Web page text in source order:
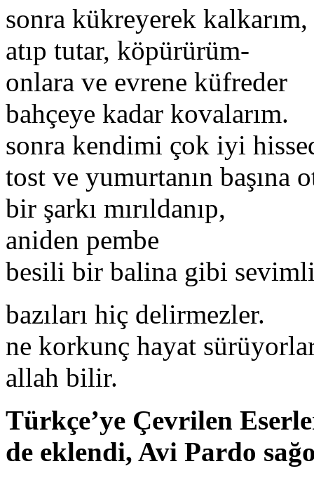
sonra kükreyerek kalkarım,
atıp tutar, köpürürüm-
onlara ve evrene küfreder
bahçeye kadar kovalarım.
sonra kendimi çok iyi
tost ve yumurtanın başına
bir şarkı mırıldanıp,
aniden pembe
besili bir balina gibi
bazıları hiç delirmezler.
ne korkunç hayat
allah bilir.
Türkçe’ye Çevrilen
de eklendi, Avi Pardo